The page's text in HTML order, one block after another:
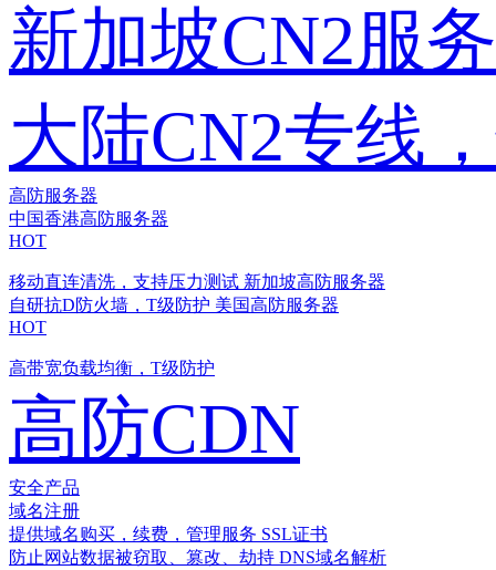
新加坡CN2服
大陆CN2专线
高防服务器
中国香港高防服务器
HOT
移动直连清洗，支持压力测试 新加坡高防服务器
自研抗D防火墙，T级防护 美国高防服务器
HOT
高带宽负载均衡，T级防护
高防CDN
安全产品
域名注册
提供域名购买，续费，管理服务 SSL证书
防止网站数据被窃取、篡改、劫持 DNS域名解析